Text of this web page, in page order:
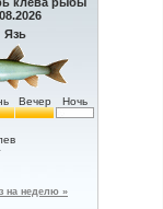
Язь
Вечер Ночь
на неделю »